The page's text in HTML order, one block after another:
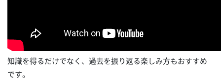
知識を得るだけでなく、過去を振り返る楽しみ方もおすすめ
です。